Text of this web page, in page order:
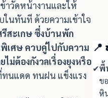
าวัดหน้างานและให้
นทันที ด้วยความเข้าใจ
สะเกษ ซึ่งบ้านพัก
เศษ ควบคู่ไปกับความ
ม่ต้องกังวลเรื่องยุงหรือ
ทนแดด ทนฝน แข็งแรง
📍
✔พื้
ข
หิ